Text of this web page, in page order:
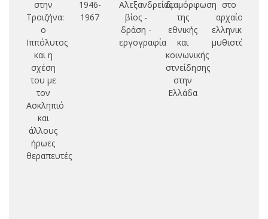
στην
Τροιζήνα:
ο
Ιππόλυτος
και η
σχέση
του με
τον
Ασκληπιό
και
άλλους
ήρωες
θεραπευτές
1946-
1967
Αλεξανδρείας:
βίος -
δράση -
εργογραφία
διαμόρφωση
της
εθνικής
και
κοινωνικής
στνείδησης
στην
Ελλάδα
στο
αρχαίο
ελληνικό
μυθιστόρημα